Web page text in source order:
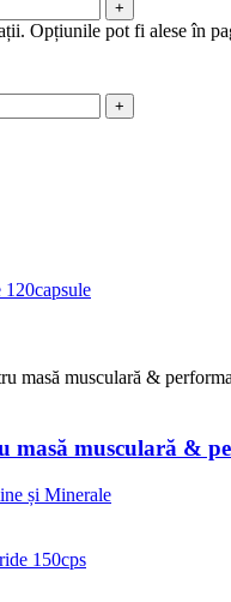
Opțiunile pot fi alese în
masă musculară &
masă musculară &
și Minerale